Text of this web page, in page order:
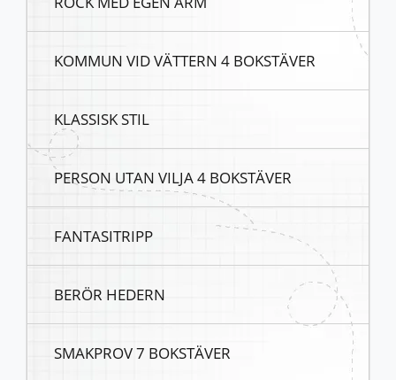
KOMMUN VID VÄTTERN 4 BOKSTÄVER
KLASSISK STIL
PERSON UTAN VILJA 4 BOKSTÄVER
FANTASITRIPP
BERÖR HEDERN
SMAKPROV 7 BOKSTÄVER